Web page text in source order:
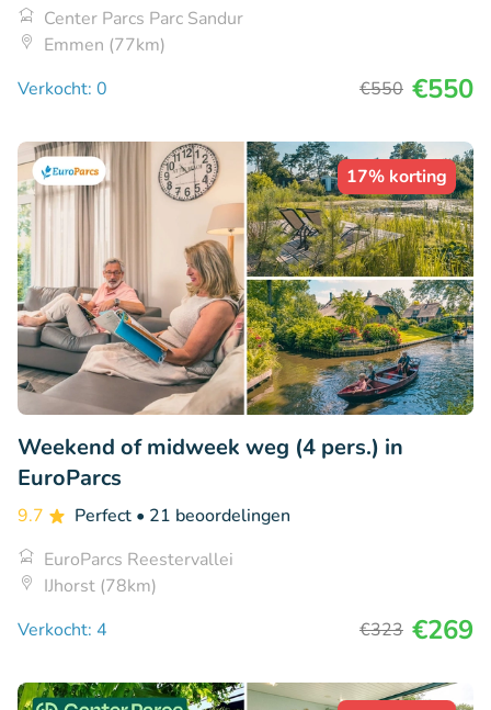
Center Parcs Parc Sandur
Emmen (77km)
Verkocht: 0
€550 €550
17% korting
Weekend of midweek weg (4 pers.) in
EuroParcs
9.7 Perfect • 21 beoordelingen
EuroParcs Reestervallei
IJhorst (78km)
Verkocht: 4
€323 €269